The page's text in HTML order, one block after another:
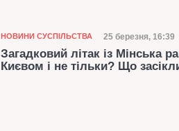
Категорія
НОВИНИ СУСПІЛЬСТВА Дата
25 березня, 16:39
Загадковий літак із Мінська
Києвом і не тільки? Що